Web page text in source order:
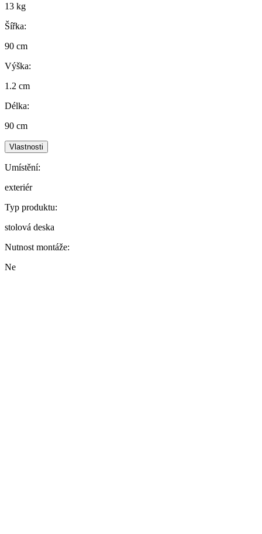
13 kg
Šířka:
90 cm
Výška:
1.2 cm
Délka:
90 cm
Vlastnosti
Umístění:
exteriér
Typ produktu:
stolová deska
Nutnost montáže:
Ne